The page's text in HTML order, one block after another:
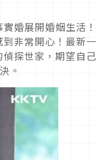
婚展開婚姻生活
非常開心！最新
探世家，期望自
。